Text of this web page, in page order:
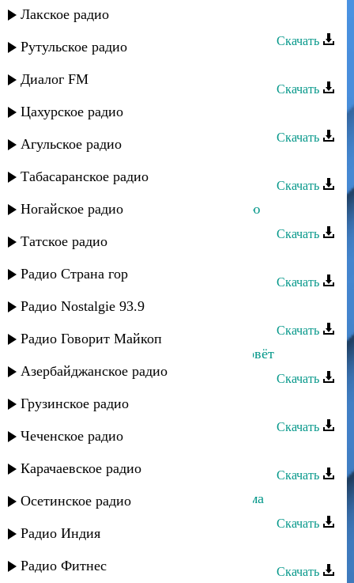
Лакское радио
Рутульское радио
Диалог FM
Цахурское радио
Агульское радио
Табасаранское радио
Ногайское радио
Татское радио
Радио Страна гор
Радио Nostalgie 93.9
Радио Говорит Майкоп
Азербайджанское радио
Грузинское радио
Чеченское радио
Карачаевское радио
Осетинское радио
Радио Индия
Радио Фитнес
Мурат Тхагалегов - Я не забуду
Скачать
Скачать
Мурат Тхагалегов - Душа бандита
Скачать
Скачать
Мурат Тхагалегов - Я с ней кайфую
Скачать
Скачать
Мурат Тхагалегов - Вор
Скачать
Мурат Тхагалегов - Украдёт и позовёт
Скачать
Мурат Тхагалегов - Калым
Скачать
Скачать
Мурат Тхагалегов - Фальшивая дама
Скачать
Скачать